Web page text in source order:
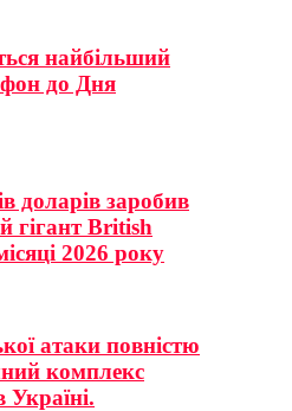
найбільший
до Дня
доларів заробив
гігант British
2026 року
атаки повністю
комплекс